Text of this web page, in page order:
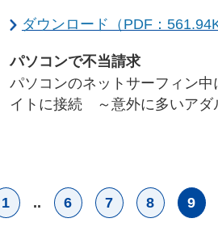
ダウンロード（PDF：
パソコンで不当請求
パソコンのネットサーフィン
イトに接続 ～意外に多いアダ
1 .. 6 7 8 9